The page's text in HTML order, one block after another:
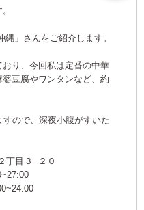
」さんをご紹介します。
り、今回私は定番の中華
豆腐やワンタンなど、約
ので、深夜小腹がすいた
丁目３−２０